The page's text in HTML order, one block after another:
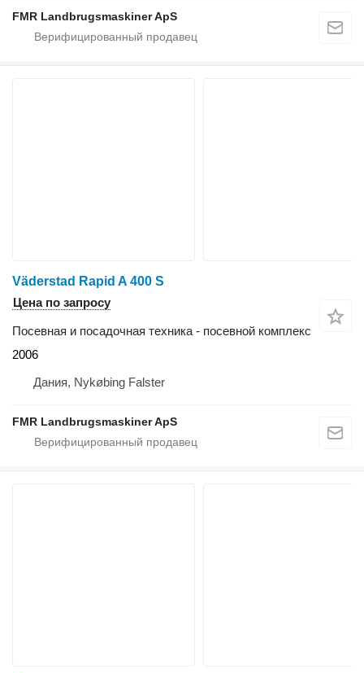
FMR Landbrugsmaskiner ApS
Väderstad Rapid A 400 S
Цена по запросу
Посевная и посадочная техника - посевной комплекс
2006
Дания, Nykøbing Falster
FMR Landbrugsmaskiner ApS